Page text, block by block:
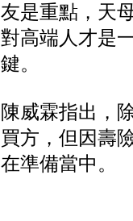
友是重點，天
對高端人才是
鍵。
陳威霖指出，
買方，但因壽
在準備當中。